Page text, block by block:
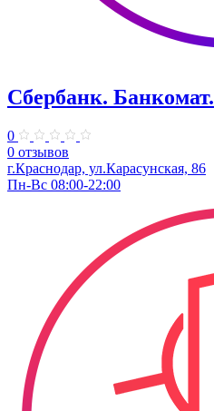
Сбербанк. Банкомат.
0
0 отзывов
г.Краснодар, ул.​​Карасунская, 86
Пн-Вс 08:00-22:00